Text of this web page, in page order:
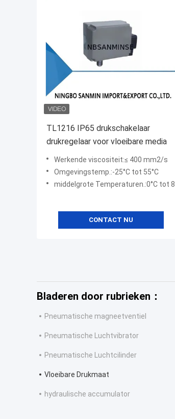
TL1216 IP65 drukschakelaar
drukregelaar voor vloeibare media
Werkende viscositeit:≤ 400 mm2/s
Omgevingstemp.:-25°C tot 55°C
middelgrote Temperaturen.:0°C tot 88°C
CONTACT NU
Bladeren door rubrieken：
Pneumatische magneetventiel
Pneumatische Luchtvibrator
Pneumatische Luchtcilinder
Vloeibare Drukmaat
hydraulische accumulator